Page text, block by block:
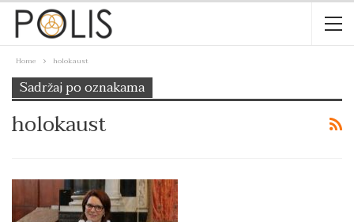
Home holokaust
Sadržaj po oznakama
holokaust